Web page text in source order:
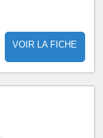
VOIR LA FICHE